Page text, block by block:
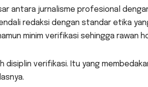
antara jurnalisme profesional
redaksi dengan standar etika
minim verifikasi sehingga rawan
disiplin verifikasi. Itu yang